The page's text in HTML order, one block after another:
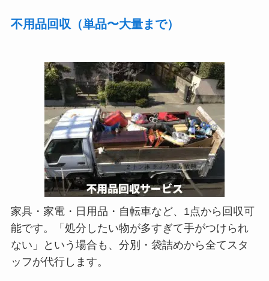
不用品回収（単品〜大量まで）
家具・家電・日用品・自転車など、1点から回収可
能です。「処分したい物が多すぎて手がつけられ
ない」という場合も、分別・袋詰めから全てスタ
ッフが代行します。